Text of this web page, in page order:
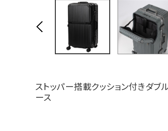
ストッパー搭載クッション付きダ
ース